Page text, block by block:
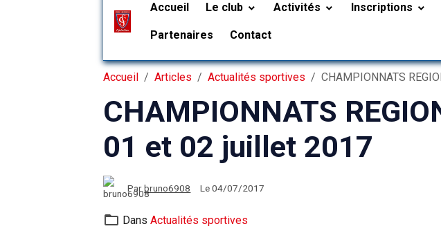
Accueil Le club Activités Inscriptions
Partenaires Contact
Accueil Articles Actualités sportives CHAMPIONNATS
CHAMPIONNATS
01 et 02 juillet 2017
Parbruno6908 Le 04/07/2017
DansActualités sportives